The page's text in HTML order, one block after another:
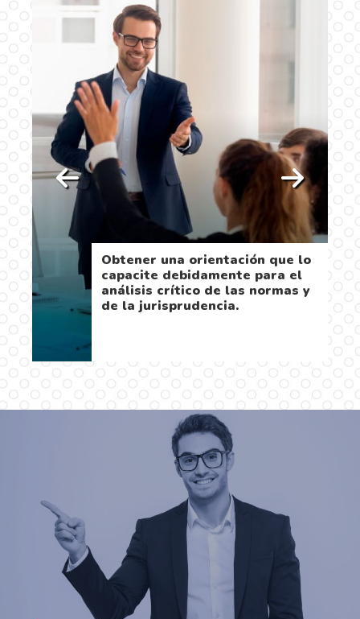
Obtener una orientación que lo
capacite debidamente para el
análisis crítico de las normas y
de la jurisprudencia.